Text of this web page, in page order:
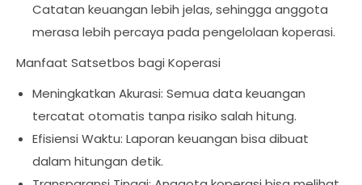
Catatan keuangan lebih jelas, sehingga anggota
merasa lebih percaya pada pengelolaan koperasi.
Manfaat Satsetbos bagi Koperasi
Meningkatkan Akurasi: Semua data keuangan
tercatat otomatis tanpa risiko salah hitung.
Efisiensi Waktu: Laporan keuangan bisa dibuat
dalam hitungan detik.